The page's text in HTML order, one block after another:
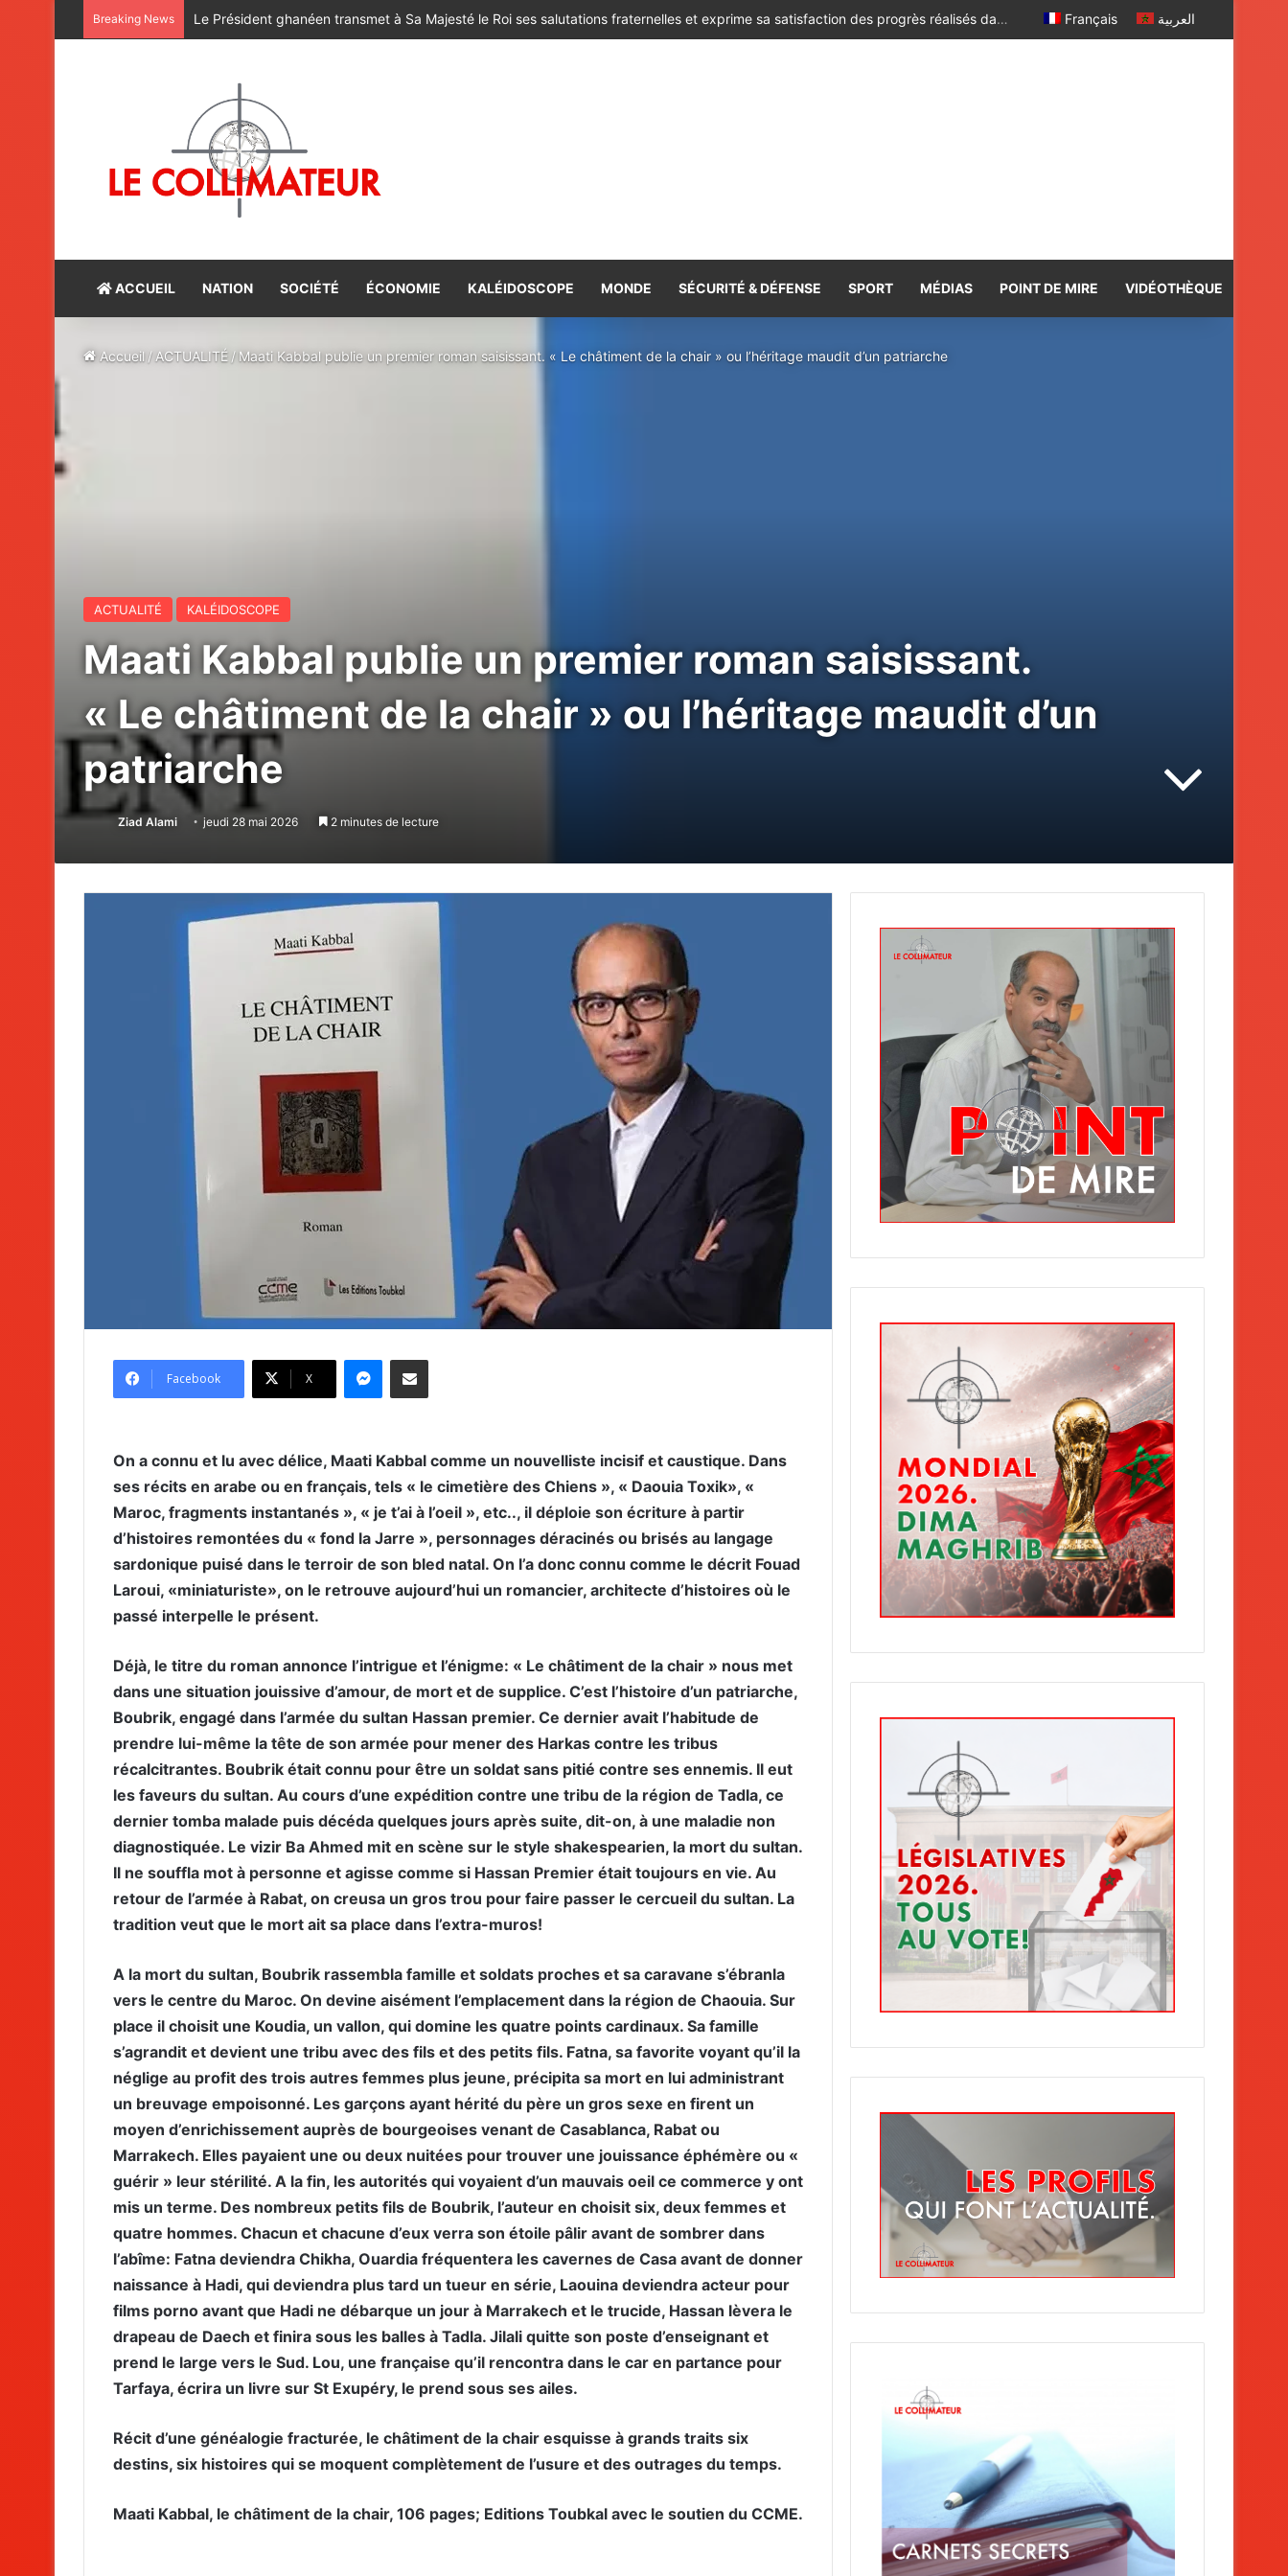
Breaking News Le Président ghanéen transmet à Sa Majesté le Roi ses salutations fraternelles et exprime sa satisfaction des progrès réalisés dans le cadre de la coopération bilatérale avec le Maroc Français العربية
ACCUEIL NATION SOCIÉTÉ ÉCONOMIE KALÉIDOSCOPE MONDE SÉCURITÉ & DÉFENSE SPORT MÉDIAS POINT DE MIRE VIDÉOTHÈQUE
Accueil / ACTUALITÉ /Maati Kabbal publie un premier roman saisissant. « Le châtiment de la chair » ou l’héritage maudit d’un patriarche
ACTUALITÉ KALÉIDOSCOPE
Maati Kabbal publie un premier roman saisissant.
« Le châtiment de la chair » ou l’héritage maudit d’un
patriarche
Ziad Alami jeudi 28 mai 2026 2 minutes de lecture
Facebook X
On a connu et lu avec délice, Maati Kabbal comme un nouvelliste incisif et caustique. Dans
ses récits en arabe ou en français, tels « le cimetière des Chiens », « Daouia Toxik», «
Maroc, fragments instantanés », « je t’ai à l’oeil », etc.., il déploie son écriture à partir
d’histoires remontées du « fond la Jarre », personnages déracinés ou brisés au langage
sardonique puisé dans le terroir de son bled natal. On l’a donc connu comme le décrit Fouad
Laroui, «miniaturiste», on le retrouve aujourd’hui un romancier, architecte d’histoires où le
passé interpelle le présent.
Déjà, le titre du roman annonce l’intrigue et l’énigme: « Le châtiment de la chair » nous met
dans une situation jouissive d’amour, de mort et de supplice. C’est l’histoire d’un patriarche,
Boubrik, engagé dans l’armée du sultan Hassan premier. Ce dernier avait l’habitude de
prendre lui-même la tête de son armée pour mener des Harkas contre les tribus
récalcitrantes. Boubrik était connu pour être un soldat sans pitié contre ses ennemis. Il eut
les faveurs du sultan. Au cours d’une expédition contre une tribu de la région de Tadla, ce
dernier tomba malade puis décéda quelques jours après suite, dit-on, à une maladie non
diagnostiquée. Le vizir Ba Ahmed mit en scène sur le style shakespearien, la mort du sultan.
Il ne souffla mot à personne et agisse comme si Hassan Premier était toujours en vie. Au
retour de l’armée à Rabat, on creusa un gros trou pour faire passer le cercueil du sultan. La
tradition veut que le mort ait sa place dans l’extra-muros!
A la mort du sultan, Boubrik rassembla famille et soldats proches et sa caravane s’ébranla
vers le centre du Maroc. On devine aisément l’emplacement dans la région de Chaouia. Sur
place il choisit une Koudia, un vallon, qui domine les quatre points cardinaux. Sa famille
s’agrandit et devient une tribu avec des fils et des petits fils. Fatna, sa favorite voyant qu’il la
néglige au profit des trois autres femmes plus jeune, précipita sa mort en lui administrant
un breuvage empoisonné. Les garçons ayant hérité du père un gros sexe en firent un
moyen d’enrichissement auprès de bourgeoises venant de Casablanca, Rabat ou
Marrakech. Elles payaient une ou deux nuitées pour trouver une jouissance éphémère ou «
guérir » leur stérilité. A la fin, les autorités qui voyaient d’un mauvais oeil ce commerce y ont
mis un terme. Des nombreux petits fils de Boubrik, l’auteur en choisit six, deux femmes et
quatre hommes. Chacun et chacune d’eux verra son étoile pâlir avant de sombrer dans
l’abîme: Fatna deviendra Chikha, Ouardia fréquentera les cavernes de Casa avant de donner
naissance à Hadi, qui deviendra plus tard un tueur en série, Laouina deviendra acteur pour
films porno avant que Hadi ne débarque un jour à Marrakech et le trucide, Hassan lèvera le
drapeau de Daech et finira sous les balles à Tadla. Jilali quitte son poste d’enseignant et
prend le large vers le Sud. Lou, une française qu’il rencontra dans le car en partance pour
Tarfaya, écrira un livre sur St Exupéry, le prend sous ses ailes.
Récit d’une généalogie fracturée, le châtiment de la chair esquisse à grands traits six
destins, six histoires qui se moquent complètement de l’usure et des outrages du temps.
Maati Kabbal, le châtiment de la chair, 106 pages; Editions Toubkal avec le soutien du CCME.